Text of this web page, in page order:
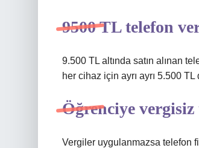
9500 TL telefon
9.500 TL altında satın alınan
her cihaz için ayrı ayrı 5.500
Öğrenciye
Vergiler uygulanmazsa telefon